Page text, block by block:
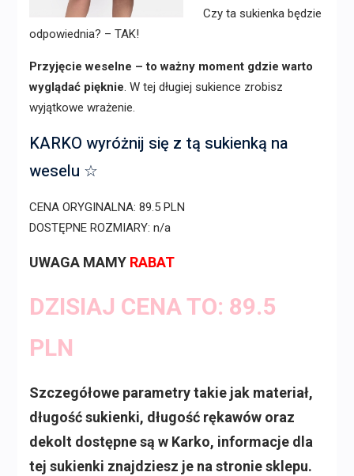
Czy ta sukienka będzie
odpowiednia? – TAK!
Przyjęcie weselne – to ważny moment gdzie warto
wyglądać pięknie. W tej długiej sukience zrobisz
wyjątkowe wrażenie.
KARKO wyróżnij się z tą sukienką na
weselu ☆
CENA ORYGINALNA: 89.5 PLN
DOSTĘPNE ROZMIARY: n/a
UWAGA MAMYRABAT
DZISIAJ CENA TO: 89.5
PLN
Szczegółowe parametry takie jak materiał,
długość sukienki, długość rękawów oraz
dekolt dostępne są w Karko, informacje dla
tej sukienki znajdziesz je na stronie sklepu.